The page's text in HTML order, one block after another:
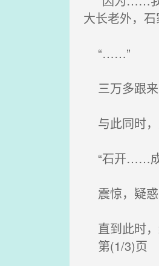
大长老外，
“……”
三万多跟来
与此同时，
“石开……成
震惊，疑惑
直到此时，
第(1/3)页